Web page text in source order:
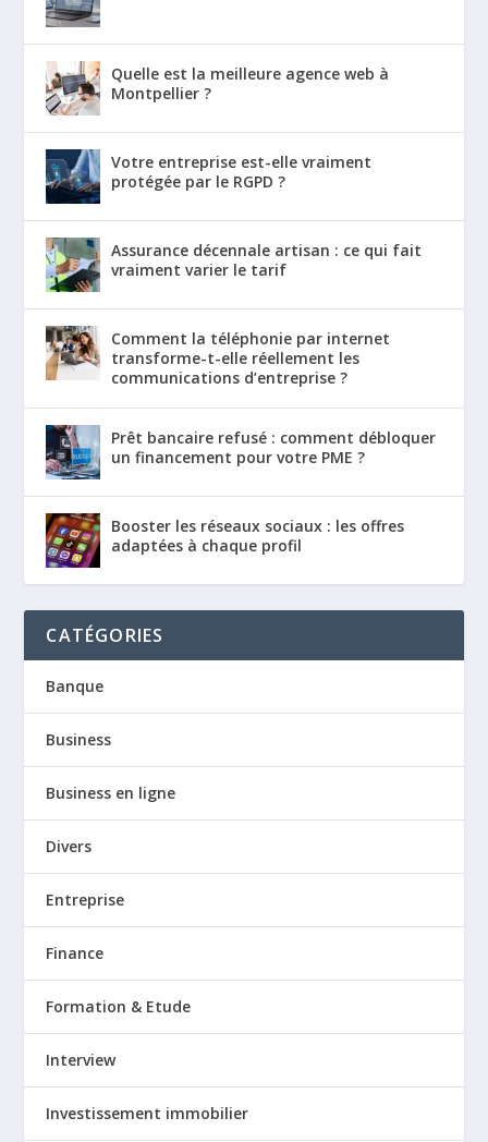
Quelle est la meilleure agence web à
Montpellier ?
Votre entreprise est-elle vraiment
protégée par le RGPD ?
Assurance décennale artisan : ce qui fait
vraiment varier le tarif
Comment la téléphonie par internet
transforme-t-elle réellement les
communications d’entreprise ?
Prêt bancaire refusé : comment débloquer
un financement pour votre PME ?
Booster les réseaux sociaux : les offres
adaptées à chaque profil
CATÉGORIES
Banque
Business
Business en ligne
Divers
Entreprise
Finance
Formation & Etude
Interview
Investissement immobilier